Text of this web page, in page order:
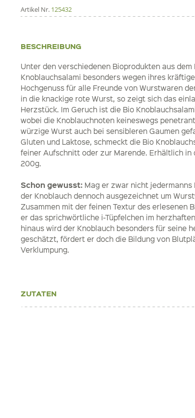
Artikel Nr. 125432
BESCHREIBUNG
Unter den verschiedenen Bioprodukten aus
Knoblauchsalami besonders wegen ihres
Hochgenuss für alle Freunde von Wurstwaren
in die knackige rote Wurst, so zeigt sich das
Herzstück. Im Geruch ist die Bio
wobei die Knoblauchnoten keineswegs
würzige Wurst auch bei sensibleren Gaumen
Gluten und Laktose, schmeckt die Bio
feiner Aufschnitt oder zur Marende. Erhältlich in
200g.
Schon gewusst: Mag er zwar nicht
der Knoblauch dennoch ausgezeichnet um
Zusammen mit der feinen Textur des erlesenen
er das sprichwörtliche i-Tüpfelchen im
hinaus wird der Knoblauch besonders für seine
geschätzt, fördert er doch die Bildung von
Verklumpung.
ZUTATEN